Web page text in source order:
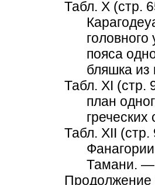
Табл. X (стр.
пояса
бляшка из
Табл. XI (стр.
план
греческих
Табл. XII (стр.
Тамани. —
Продолжение